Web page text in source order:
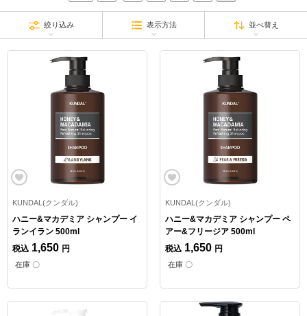
絞り込み 表示方法 並べ替え
KUNDAL(クンダル)
ハニー&マカデミア シャンプー イ
ランイラン 500ml
税込 1,650 円
在庫 〇
KUNDAL(クンダル)
ハニー&マカデミア シャンプー ペ
アー&フリージア 500ml
税込 1,650 円
在庫 〇